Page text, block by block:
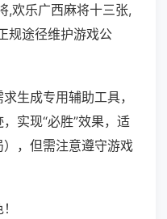
,欢乐广西麻将十三张,
规途径维护游戏公
生成专用辅助工具，
实现“必胜”效果，适
，但需注意遵守游戏